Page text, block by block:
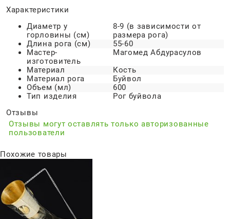
Характеристики
Диаметр у
горловины (см)
8-9 (в зависимости от
размера рога)
Длина рога (см)
55-60
Мастер-
изготовитель
Магомед Абдурасулов
Материал
Кость
Материал рога
Буйвол
Объем (мл)
600
Тип изделия
Рог буйвола
Отзывы
Отзывы могут оставлять только авторизованные
пользователи
Похожие товары